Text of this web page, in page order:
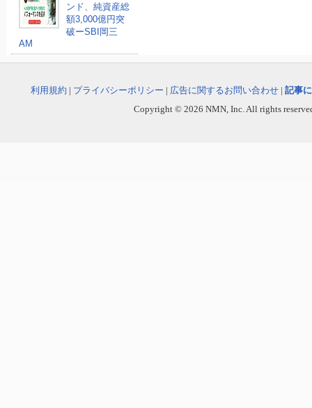
ンド、純資産総
額3,000億円突
破ーSBI岡三
AM
利用規約 | プライバシーポリシー | 広告に関するお問い合わせ | 記事
Copyright © 2026 NMN, Inc. All rights